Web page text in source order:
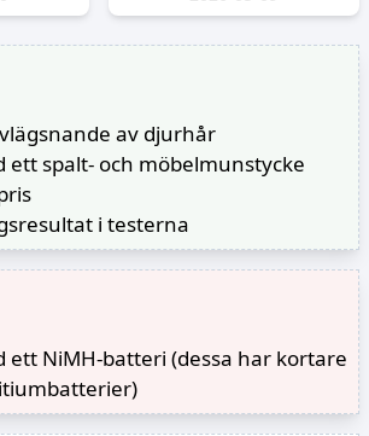
av djurhår
ett spalt- och möbelmunstycke
i testerna
ett NiMH-batteri (dessa har kortare